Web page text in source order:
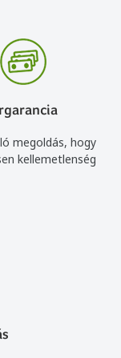
megoldás, hogy
kellemetlenség